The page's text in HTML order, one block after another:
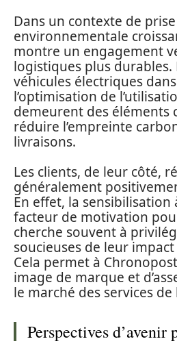
Dans un contexte de
environnementale
montre un engagement
logistiques plus durables.
véhicules électriques
l’optimisation de
demeurent des éléments
réduire l’empreinte
livraisons.
Les clients, de leur côté,
généralement
En effet, la sensibilisation
facteur de motivation
cherche souvent à
soucieuses de leur
Cela permet à
image de marque et
le marché des services
Perspectives d’avenir